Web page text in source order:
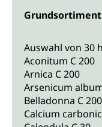
Auswahl von 30
Aconitum C 200
Arnica C 200
Arsenicum
Belladonna C 200
Calcium